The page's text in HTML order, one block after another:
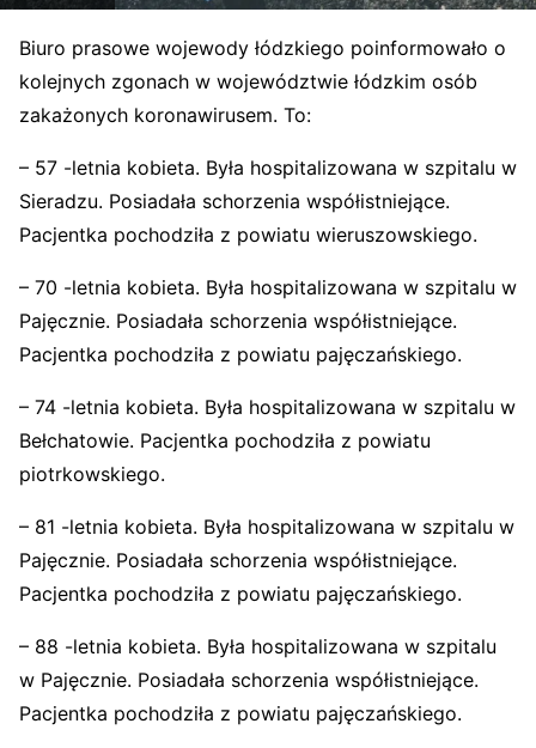
Biuro prasowe wojewody łódzkiego poinformowało o
kolejnych zgonach w województwie łódzkim osób
zakażonych koronawirusem. To:
– 57 -letnia kobieta. Była hospitalizowana w szpitalu w
Sieradzu. Posiadała schorzenia współistniejące.
Pacjentka pochodziła z powiatu wieruszowskiego.
– 70 -letnia kobieta. Była hospitalizowana w szpitalu w
Pajęcznie. Posiadała schorzenia współistniejące.
Pacjentka pochodziła z powiatu pajęczańskiego.
– 74 -letnia kobieta. Była hospitalizowana w szpitalu w
Bełchatowie. Pacjentka pochodziła z powiatu
piotrkowskiego.
– 81 -letnia kobieta. Była hospitalizowana w szpitalu w
Pajęcznie. Posiadała schorzenia współistniejące.
Pacjentka pochodziła z powiatu pajęczańskiego.
– 88 -letnia kobieta. Była hospitalizowana w szpitalu
w Pajęcznie. Posiadała schorzenia współistniejące.
Pacjentka pochodziła z powiatu pajęczańskiego.